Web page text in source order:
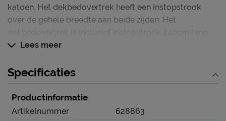
katoen. Het dekbedovertrek heeft een instopstrook
over de gehele breedte aan beide zijden. Het
Lees meer
Specificaties
Productinformatie
Artikelnummer
628863